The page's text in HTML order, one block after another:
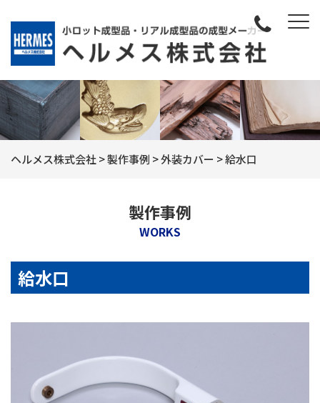
ヘルメス株式会社>製作事例 >外装カバー >給水口
製作事例
WORKS
給水口